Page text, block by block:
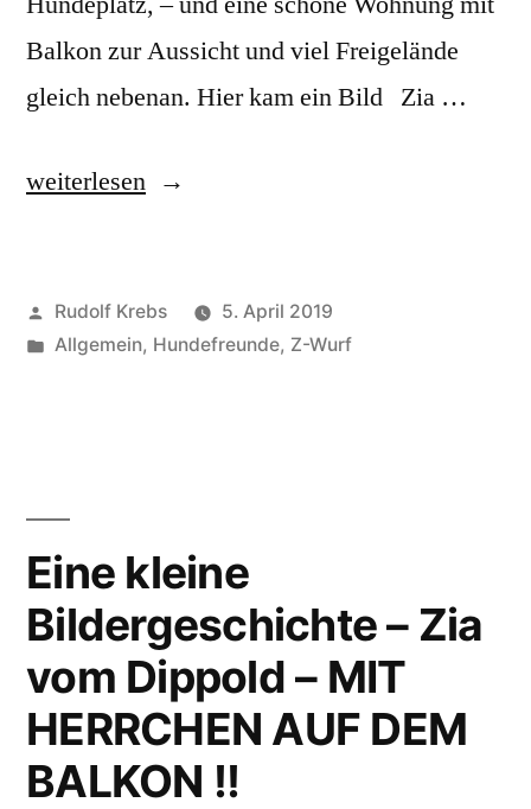
Balkon zur Aussicht und viel Freigelände
gleich nebenan. Hier kam ein Bild Zia …
„Grüße
im
April
VOM
DIPPOLD
mit
ihren
„KUMPELS“
!“
weiterlesen
Veröffentlicht
von
Rudolf Krebs
5. April 2019
Veröffentlicht
Allgemein, Hundefreunde, Z-Wurf
Eine kleine
Bildergeschichte – Zia
vom Dippold – MIT
HERRCHEN AUF DEM
BALKON !!